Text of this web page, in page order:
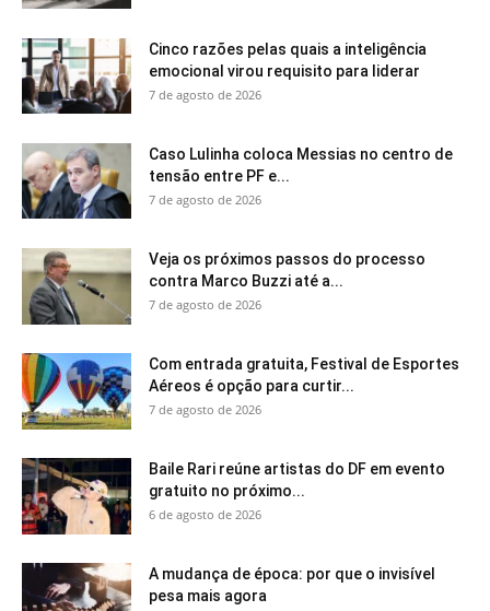
Cinco razões pelas quais a inteligência
emocional virou requisito para liderar
7 de agosto de 2026
Caso Lulinha coloca Messias no centro de
tensão entre PF e...
7 de agosto de 2026
Veja os próximos passos do processo
contra Marco Buzzi até a...
7 de agosto de 2026
Com entrada gratuita, Festival de Esportes
Aéreos é opção para curtir...
7 de agosto de 2026
Baile Rari reúne artistas do DF em evento
gratuito no próximo...
6 de agosto de 2026
A mudança de época: por que o invisível
pesa mais agora